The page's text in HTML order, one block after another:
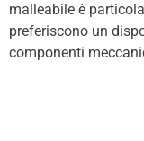
malleabile è
preferiscono un
componenti